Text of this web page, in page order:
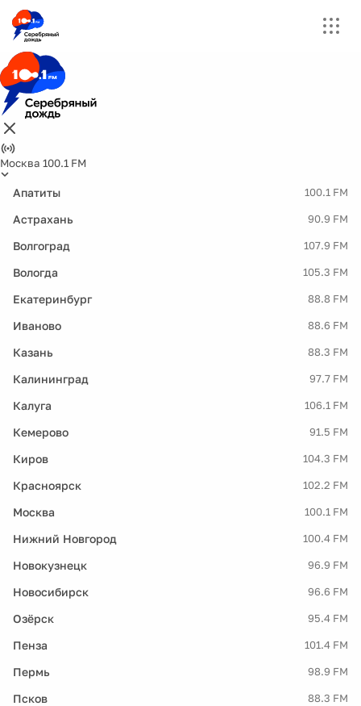
Москва 100.1 FM
Апатиты 100.1 FM
Астрахань 90.9 FM
Волгоград 107.9 FM
Вологда 105.3 FM
Екатеринбург 88.8 FM
Иваново 88.6 FM
Казань 88.3 FM
Калининград 97.7 FM
Калуга 106.1 FM
Кемерово 91.5 FM
Киров 104.3 FM
Красноярск 102.2 FM
Москва 100.1 FM
Нижний Новгород 100.4 FM
Новокузнецк 96.9 FM
Новосибирск 96.6 FM
Озёрск 95.4 FM
Пенза 101.4 FM
Пермь 98.9 FM
Псков 88.3 FM